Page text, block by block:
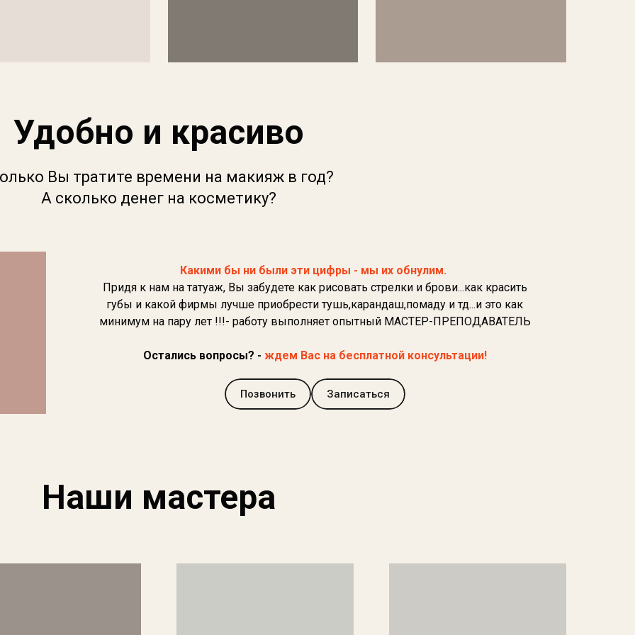
Удобно и красиво
Вы тратите времени на макияж в год?
А сколько денег на косметику?
Какими бы ни были эти цифры - мы их обнулим.
Придя к нам на татуаж, Вы забудете как рисовать стрелки и брови...как красить
губы и какой фирмы лучше приобрести тушь,карандаш,помаду и тд...и это как
минимум на пару лет !!!- работу выполняет опытный МАСТЕР-ПРЕПОДАВАТЕЛЬ
Остались вопросы? - ждем Вас на бесплатной консультации!
Позвонить Записаться
Наши мастера